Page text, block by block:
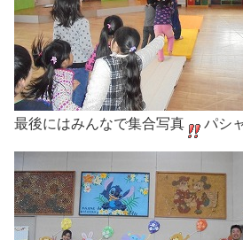
最後にはみんなで集合写真 パシ